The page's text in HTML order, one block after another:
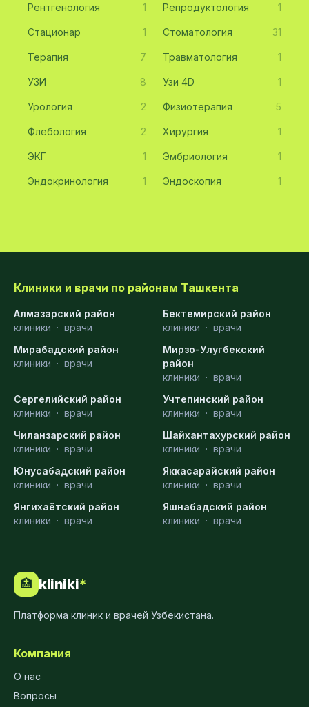
Рентгенология 1 Репродуктология 1
Стационар 1 Стоматология 31
Терапия 7 Травматология 1
УЗИ 8 Узи 4D 1
Урология 2 Физиотерапия 5
Флебология 2 Хирургия 1
ЭКГ 1 Эмбриология 1
Эндокринология 1 Эндоскопия 1
Клиники и врачи по районам Ташкента
Алмазарский район
клиники · врачи
Бектемирский район
клиники · врачи
Мирабадский район
клиники · врачи
Мирзо-Улугбекский
район
клиники · врачи
Сергелийский район
клиники · врачи
Учтепинский район
клиники · врачи
Чиланзарский район
клиники · врачи
Шайхантахурский район
клиники · врачи
Юнусабадский район
клиники · врачи
Яккасарайский район
клиники · врачи
Янгихаётский район
клиники · врачи
Яшнабадский район
клиники · врачи
🏥 kliniki*
Платформа клиник и врачей Узбекистана.
Компания
О нас
Вопросы